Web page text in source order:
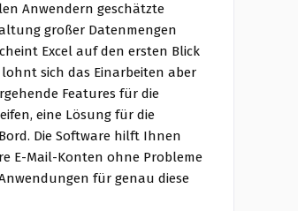
Anwendern geschätzte
großer Datenmengen
Excel auf den ersten Blick
sich das Einarbeiten aber
Features für die
eine Lösung für die
Die Software hilft Ihnen
E-Mail-Konten ohne Probleme
für genau diese